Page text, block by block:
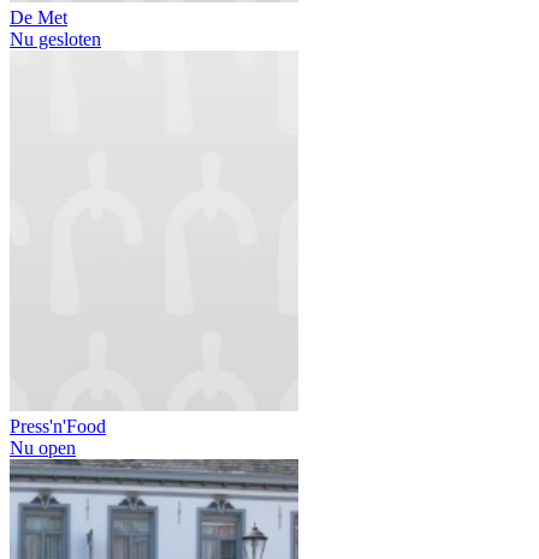
De Met
Nu gesloten
Press'n'Food
Nu open